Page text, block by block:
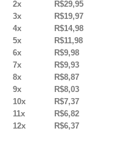
2x
R$29,95
3x
R$19,97
4x
R$14,98
5x
R$11,98
6x
R$9,98
7x
R$9,93
8x
R$8,87
9x
R$8,03
10x
R$7,37
11x
R$6,82
12x
R$6,37